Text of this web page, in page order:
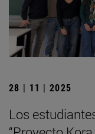
28 | 11 | 2025
Los